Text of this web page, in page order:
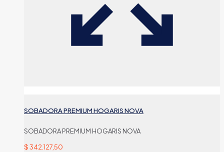
SOBADORA PREMIUM HOGARIS NOVA
SOBADORA PREMIUM HOGARIS NOVA
$342.127,50